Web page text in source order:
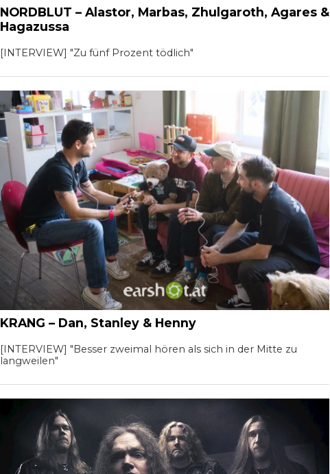
NORDBLUT – Alastor, Marbas, Zhulgaroth, Agares &
Hagazussa
[INTERVIEW] "Zu fünf Prozent tödlich"
KRANG – Dan, Stanley & Henny
[INTERVIEW] "Besser zweimal hören als sich in der Mitte zu
langweilen"